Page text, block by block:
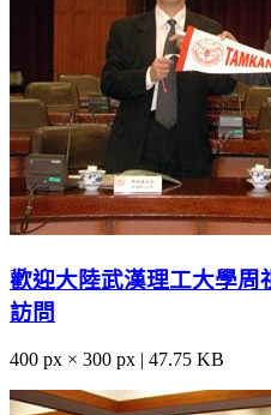
歡迎大陸武漢理工大學周
訪問
400 px × 300 px | 47.75 KB